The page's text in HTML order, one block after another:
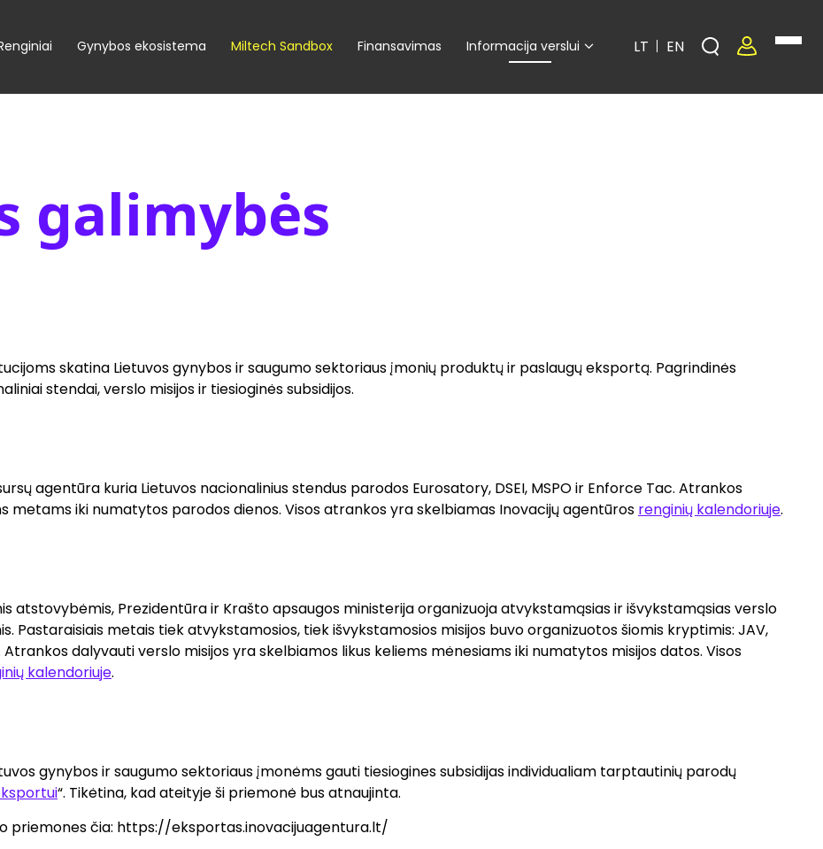
Gynybos ekosistema Miltech Sandbox Finansavimas Informacija verslui LT EN
galimybės
skatina Lietuvos gynybos ir saugumo sektoriaus įmonių produktų ir paslaugų eksportą. Pagrindinės
stendai, verslo misijos ir tiesioginės subsidijos.
agentūra kuria Lietuvos nacionalinius stendus parodos Eurosatory, DSEI, MSPO ir Enforce Tac. Atrankos
metams iki numatytos parodos dienos. Visos atrankos yra skelbiamas Inovacijų agentūros renginių kalendoriuje.
atstovybėmis, Prezidentūra ir Krašto apsaugos ministerija organizuoja atvykstamąsias ir išvykstamąsias verslo
Pastaraisiais metais tiek atvykstamosios, tiek išvykstamosios misijos buvo organizuotos šiomis kryptimis: JAV,
Atrankos dalyvauti verslo misijos yra skelbiamos likus keliems mėnesiams iki numatytos misijos datos. Visos
kalendoriuje.
gynybos ir saugumo sektoriaus įmonėms gauti tiesiogines subsidijas individualiam tarptautinių parodų
“. Tikėtina, kad ateityje ši priemonė bus atnaujinta.
priemones čia: https://eksportas.inovacijuagentura.lt/